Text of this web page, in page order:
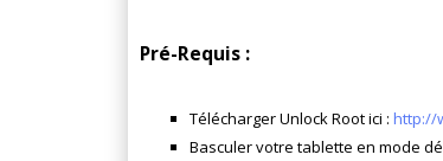
Pré-Requis :
Télécharger Unlock Root ici : http://
Basculer votre tablette en mode